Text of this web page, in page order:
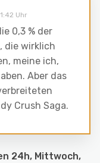
Uhr
0,3 % der
die wirklich
meine ich,
Aber das
Crush Saga.
24h, Mittwoch,